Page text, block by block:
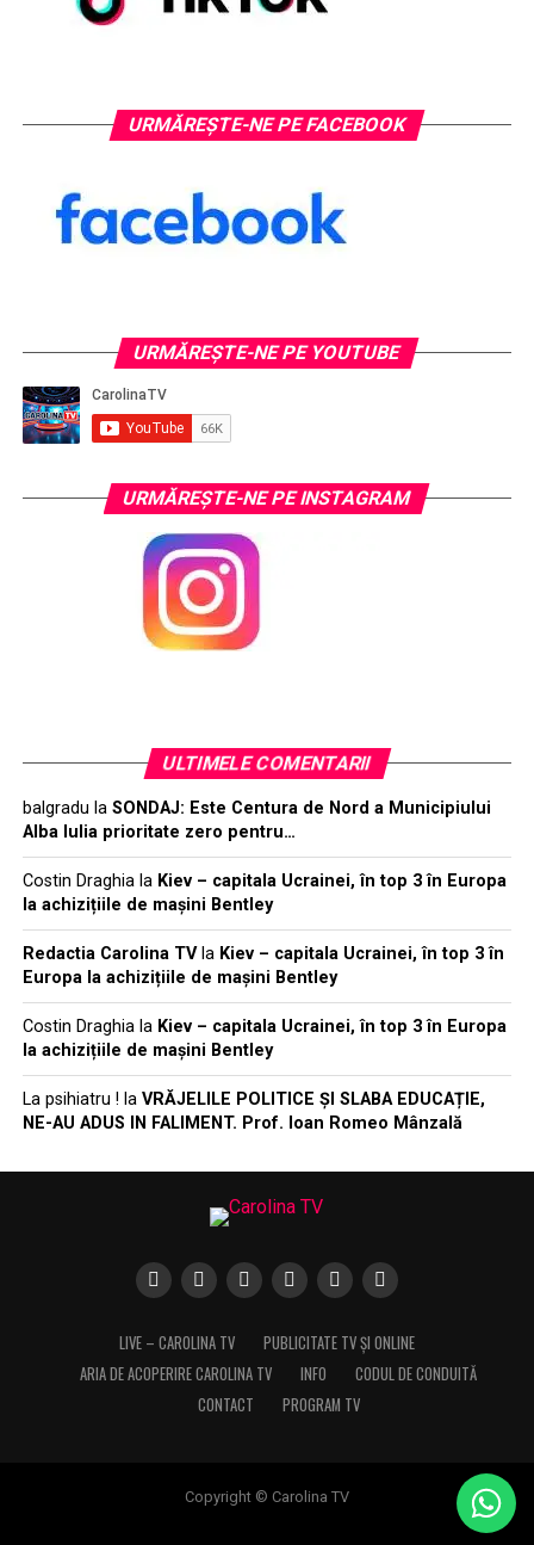
URMĂREȘTE-NE PE FACEBOOK
URMĂREŞTE-NE PE YOUTUBE
URMĂREŞTE-NE PE INSTAGRAM
ULTIMELE COMENTARII
balgradu la SONDAJ: Este Centura de Nord a Municipiului
Alba Iulia prioritate zero pentru…
Costin Draghiala Kiev – capitala Ucrainei, în top 3 în Europa
la achizițiile de mașini Bentley
Redactia Carolina TVla Kiev – capitala Ucrainei, în top 3 în
Europa la achizițiile de mașini Bentley
Costin Draghiala Kiev – capitala Ucrainei, în top 3 în Europa
la achizițiile de mașini Bentley
La psihiatru ! la VRĂJELILE POLITICE ȘI SLABA EDUCAȚIE,
NE-AU ADUS IN FALIMENT. Prof. Ioan Romeo Mânzală
LIVE – CAROLINA TV
PUBLICITATE TV ȘI ONLINE
ARIA DE ACOPERIRE CAROLINA TV
INFO
CODUL DE CONDUITĂ
CONTACT
PROGRAM TV
Copyright © Carolina TV